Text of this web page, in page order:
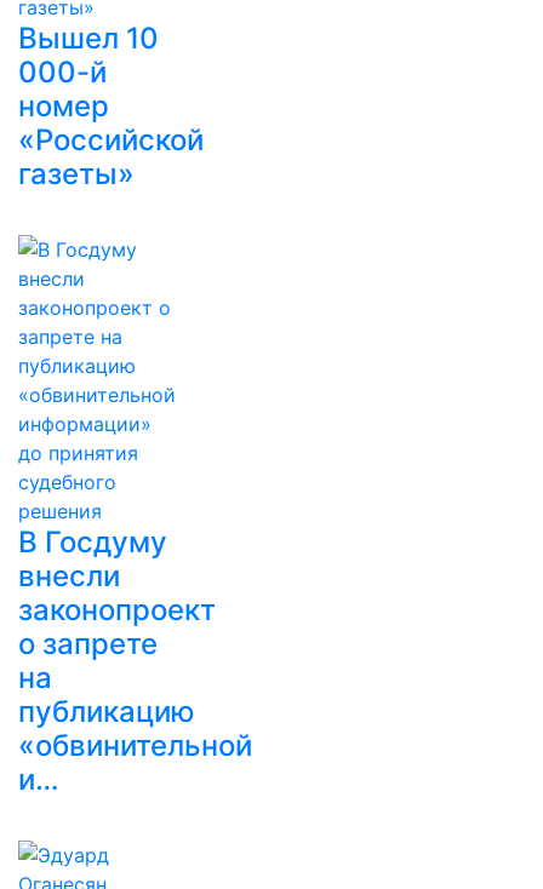
Вышел 10
000-й
номер
«Российской
газеты»
В Госдуму
внесли
законопроект
о запрете
на
публикацию
«обвинительной
и…